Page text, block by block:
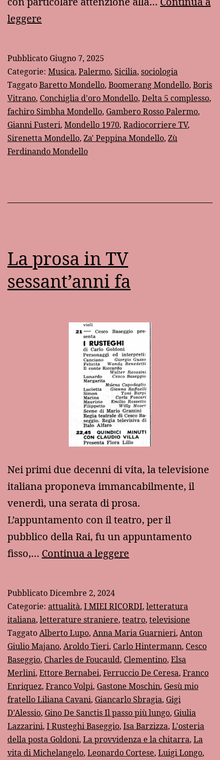
leggere
quando
a
Mondello
non
si
poteva
fare
Pubblicato Giugno 7, 2025
Categorie: Musica, Palermo, Sicilia, sociologia
TaggatoBaretto Mondello, Boomerang Mondello, Boris
Vitrano, Conchiglia d'oro Mondello, Delta 5 complesso,
fachiro Simbha Mondello, Gambero Rosso Palermo,
Gianni Fusteri, Mondello 1970, Radiocorriere TV,
Sirenetta Mondello, Za' Peppina Mondello, Zù
Ferdinando Mondello
La prosa in TV
sessant’anni fa
Nei primi due decenni di vita, la televisione
italiana proponeva immancabilmente, il
venerdì, una serata di prosa.
L’appuntamento con il teatro, per il
pubblico della Rai, fu un appuntamento
fisso,… Continua a leggere
TV
sessant’anni
fa
PubblicatoDicembre 2, 2024
Categorie: attualità, I MIEI RICORDI, letteratura
italiana, letterature straniere, teatro, televisione
TaggatoAlberto Lupo, Anna Maria Guarnieri, Anton
Giulio Majano, Aroldo Tieri, Carlo Hintermann, Cesco
Baseggio, Charles de Foucauld, Clementino, Elsa
Merlini, Ettore Bernabei, Ferruccio De Ceresa, Franco
Enriquez, Franco Volpi, Gastone Moschin, Gesù mio
fratello Liliana Cavani, Giancarlo Sbragia, Gigi
D'Alessio, Gino De Sanctis Il passo più lungo, Giulia
Lazzarini, I Rusteghi Baseggio, Isa Barzizza, L'osteria
della posta Goldoni, La provvidenza e la chitarra, La
vita di Michelangelo, Leonardo Cortese, Luigi Longo,